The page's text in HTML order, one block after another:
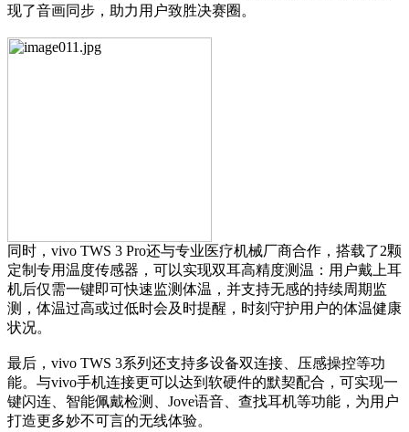
现了音画同步，助力用户致胜决赛圈。
同时，vivo TWS 3 Pro还与专业医疗机械厂商合作，搭载了2颗
定制专用温度传感器，可以实现双耳高精度测温：用户戴上耳
机后仅需一键即可快速监测体温，并支持无感的持续周期监
测，体温过高或过低时会及时提醒，时刻守护用户的体温健康
状况。
最后，vivo TWS 3系列还支持多设备双连接、压感操控等功
能。与vivo手机连接更可以达到软硬件的默契配合，可实现一
键闪连、智能佩戴检测、Jove语音、查找耳机等功能，为用户
打造更多妙不可言的无线体验。